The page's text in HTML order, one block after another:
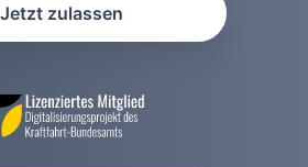
Jetzt zulassen